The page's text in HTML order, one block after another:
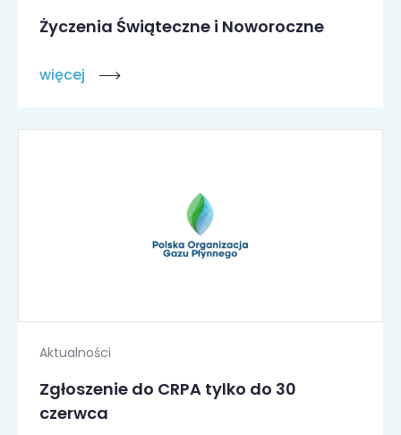
Życzenia Świąteczne i Noworoczne
więcej
Aktualności
Zgłoszenie do CRPA tylko do 30
czerwca